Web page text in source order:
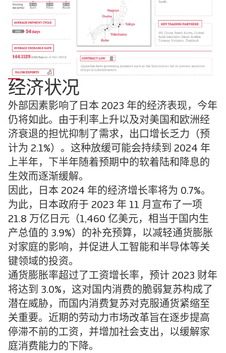
经济状况
外部因素影响了日本 2023 年的经济表现，今年
仍将如此。由于利率上升以及对美国和欧洲经
济衰退的担忧抑制了需求，出口增长乏力（预
计为 2.1%）。这种放缓可能会持续到 2024 年
上半年，下半年随着预期中的软着陆和降息的
生效而逐渐缓解。
因此，日本 2024 年的经济增长率将为 0.7%。
为此，日本政府于 2023 年 11 月宣布了一项
21.8 万亿日元（1,460 亿美元，相当于国内生
产总值的 3.9%）的补充预算，以减轻通货膨胀
对家庭的影响，并促进人工智能和半导体等关
键领域的投资。
通货膨胀率超过了工资增长率，预计 2023 财年
将达到 3.0%，这对国内消费的脆弱复苏构成了
潜在威胁，而国内消费复苏对克服通货紧缩至
关重要。近期的劳动力市场改革旨在逐步提高
停滞不前的工资，并增加社会支出，以缓解家
庭消费能力的下降。